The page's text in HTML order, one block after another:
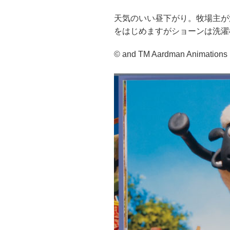
天気のいい昼下がり。牧場主
をはじめますがショーンは洗
© and TM Aardman Animations